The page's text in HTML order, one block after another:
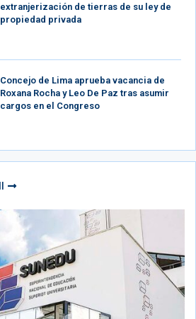
extranjerización de tierras de su ley de
propiedad privada
Concejo de Lima aprueba vacancia de
Roxana Rocha y Leo De Paz tras asumir
cargos en el Congreso